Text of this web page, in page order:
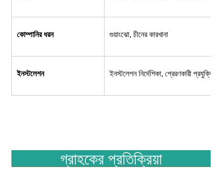
কোম্পানির ধরন গুয়াংঝো, চীনের কারখানা
ইনস্টলেশন ইনস্টলেশন নির্দেশিকা, প্রেরণকারী
গ্রাহকের প্রতিক্রিয়া